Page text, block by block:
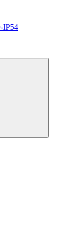
IP54